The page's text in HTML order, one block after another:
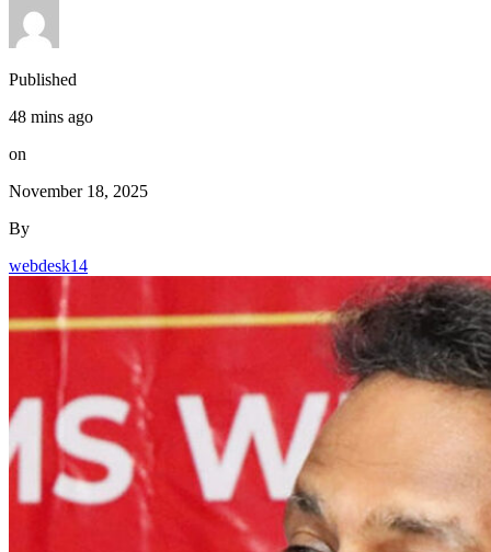
Published
48 mins ago
on
November 18, 2025
By
webdesk14